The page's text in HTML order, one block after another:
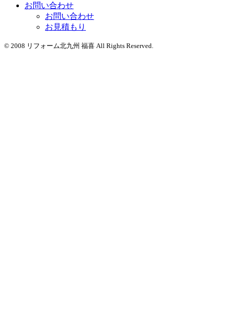
お問い合わせ
お問い合わせ
お見積もり
© 2008 リフォーム北九州 福喜 All Rights Reserved.